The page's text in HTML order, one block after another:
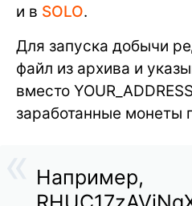
и в SOLO.
Для запуска добычи
файл из архива и
вместо
заработанные монеты
Например,